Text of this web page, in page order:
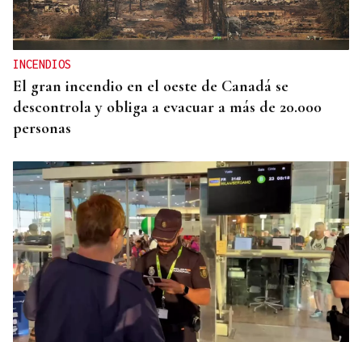
INCENDIOS
El gran incendio en el oeste de Canadá se
descontrola y obliga a evacuar a más de 20.000
personas